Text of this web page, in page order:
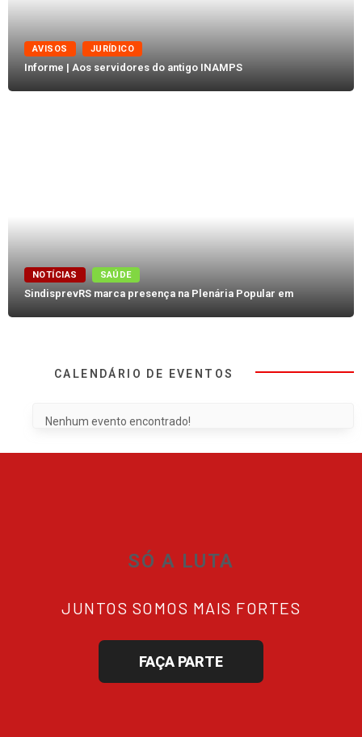
AVISOS JURÍDICO
Informe | Aos servidores do antigo INAMPS
NOTÍCIAS SAÚDE
SindisprevRS marca presença na Plenária Popular em
CALENDÁRIO DE EVENTOS
Nenhum evento encontrado!
SÓ A LUTA
JUNTOS SOMOS MAIS FORTES
FAÇA PARTE